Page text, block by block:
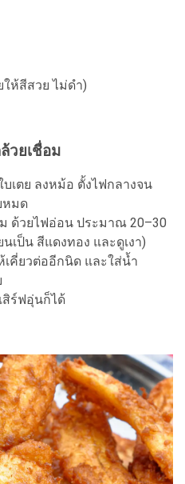
ห้สีสวย ไม่ดำ)
วยเชื่อม
เตย ลงหม้อ ตั้งไฟกลางจน
หมด
ด้วยไฟอ่อน ประมาณ 20–30
เป็น สีแดงทอง และดูเงา)
คี่ยวต่ออีกนิด และใส่น้ำ
สิร์ฟอุ่นก็ได้